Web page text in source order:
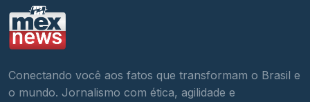
Conectando você aos fatos que transformam o Brasil e
o mundo. Jornalismo com ética, agilidade e